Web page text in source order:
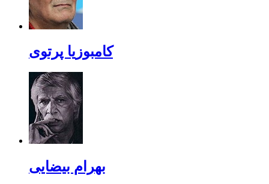
کامبوزیا پرتوی
بهرام بیضایی